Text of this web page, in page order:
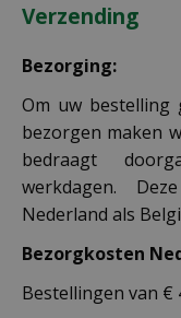
Verzending
Bezorging:
Om uw
bezorgen maken
bedraagt
werkdagen.
Nederland als
Bezorgkosten
Bestellingen van €